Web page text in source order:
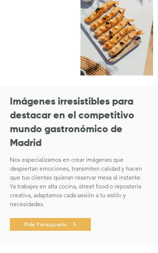
Imágenes irresistibles para
destacar en el competitivo
mundo gastronómico de
Madrid
Nos especializamos en crear imágenes que
despiertan emociones, transmiten calidad y hacen
que tus clientes quieran reservar mesa al instante.
Ya trabajes en alta cocina, street food o repostería
creativa, adaptamos cada sesión a tu estilo y
necesidades.
Pide Presupuesto